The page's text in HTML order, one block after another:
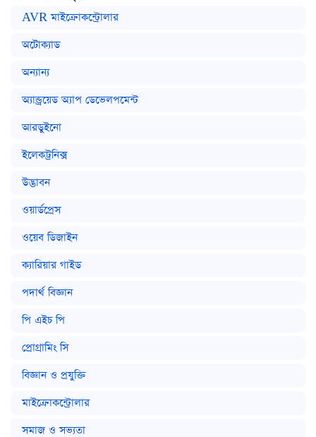
AVR মাইক্রোকন্ট্রোলার
অটোক্যাড
অন্যান্য
অ্যান্ড্রয়েড অ্যাপ ডেভেলপমেন্ট
আরডুইনো
ইলেকট্রনিক্স
উদ্ভাবন
ওয়ার্ডপ্রেস
ওয়েব ডিজাইন
ক্যারিয়ার গাইড
পদার্থ বিজ্ঞান
পি এইচ পি
প্রোগ্রামিং সি
বিজ্ঞান ও প্রযুক্তি
মাইক্রোকন্ট্রোলার
সমাজ ও সভ্যতা